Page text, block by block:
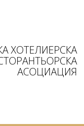
ХОТЕЛИЕРСКА
АСОЦИАЦИЯ